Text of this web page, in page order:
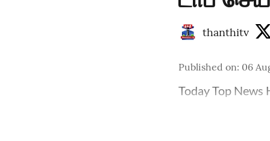
thanthitv
Published on: 06
Today Top